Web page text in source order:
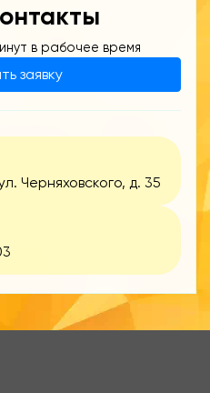
в рабочее время
заявку
Черняховского, д. 35